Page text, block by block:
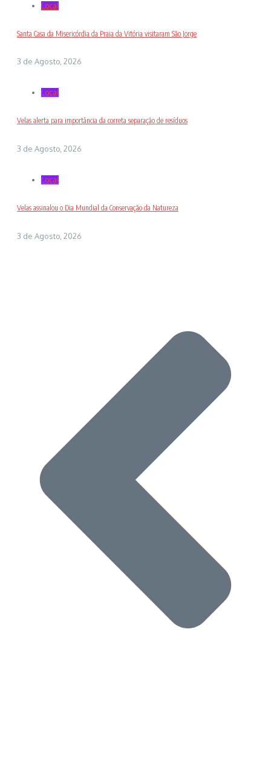
Local
Santa Casa da Misericórdia da Praia da Vitória visitaram São Jorge
3 de Agosto, 2026
Local
Velas alerta para importância da correta separação de resíduos
3 de Agosto, 2026
Local
Velas assinalou o Dia Mundial da Conservação da Natureza
3 de Agosto, 2026